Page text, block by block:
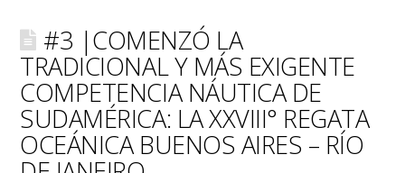
AIRES
-
RÍO
#3 |COMENZÓ LA
TRADICIONAL Y MÁS EXIGENTE
COMPETENCIA NÁUTICA DE
SUDAMÉRICA: LA XXVIII° REGATA
OCEÁNICA BUENOS AIRES – RÍO